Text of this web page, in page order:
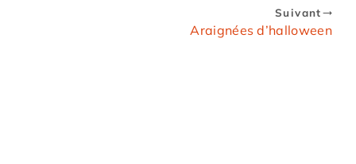
Suivant
Araignées d’halloween